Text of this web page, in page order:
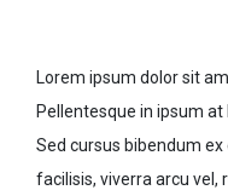
Lorem ipsum dolor sit
Pellentesque in ipsum
Sed cursus bibendum
facilisis, viverra arcu vel,